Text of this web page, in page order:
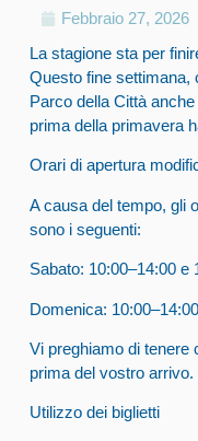
Febbraio 27, 2026
La stagione sta per
Questo fine settimana,
Parco della Città
prima della primavera
Orari di apertura
A causa del tempo, gli
sono i seguenti:
Sabato: 10:00–14:00 e
Domenica:
Vi preghiamo di tenere
prima del vostro arrivo.
Utilizzo dei biglietti